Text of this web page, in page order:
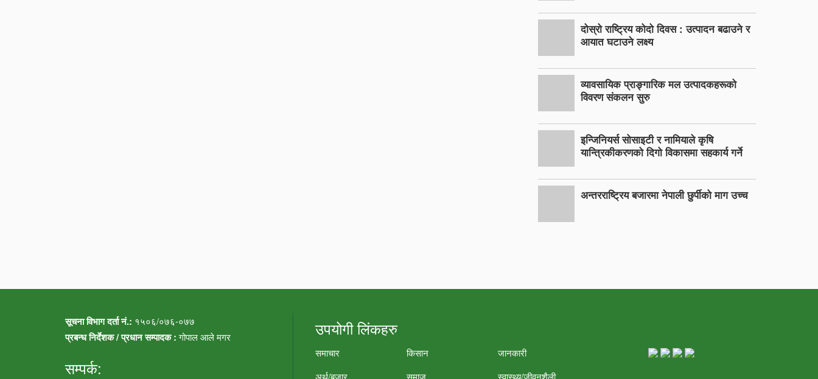
दोस्रो राष्ट्रिय कोदो दिवस : उत्पादन बढाउने र
आयात घटाउने लक्ष्य
व्यावसायिक प्राङ्गारिक मल उत्पादकहरूको
विवरण संकलन सुरु
इन्जिनियर्स सोसाइटी र नामियाले कृषि
यान्त्रिकीकरणको दिगो विकासमा सहकार्य गर्ने
अन्तरराष्ट्रिय बजारमा नेपाली छुर्पीको माग उच्च
सूचना विभाग दर्ता नं.: १५०६/०७६-०७७
प्रबन्ध निर्देशक / प्रधान सम्पादक :गोपाल आले मगर
सम्पर्क:
उपयोगी लिंकहरु
समाचार किसान
जानकारी
अर्थ/बजार
समाज स्वास्थ्य/जीवनशैली